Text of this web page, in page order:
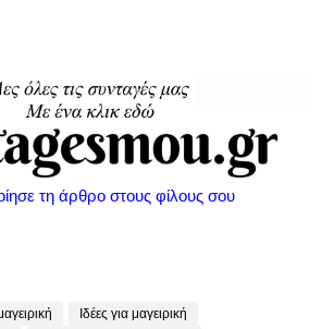
τη άρθρο στους φίλους σου
Ιδέες για μαγειρική